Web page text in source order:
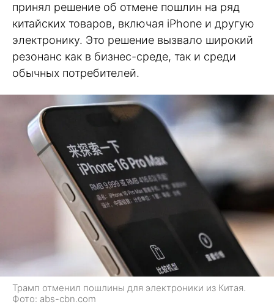
принял решение об отмене пошлин на ряд
китайских товаров, включая iPhone и другую
электронику. Это решение вызвало широкий
резонанс как в бизнес-среде, так и среди
обычных потребителей.
Трамп отменил пошлины для электроники из Китая.
Фото: abs-cbn.com